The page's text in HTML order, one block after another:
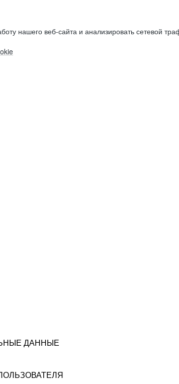
нашего веб-сайта и анализировать сетевой
ДАННЫЕ